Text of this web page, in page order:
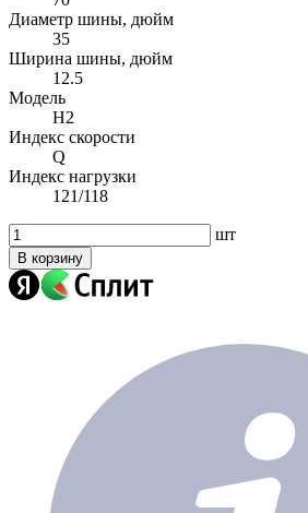
Диаметр шины, дюйм
35
Ширина шины, дюйм
12.5
Модель
H2
Индекс скорости
Q
Индекс нагрузки
121/118
шт
В корзину